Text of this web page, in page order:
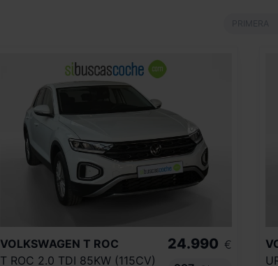
VOLKSWAGEN T ROC
T ROC 2.0 TDI 85KW (115CV)
24.990 €